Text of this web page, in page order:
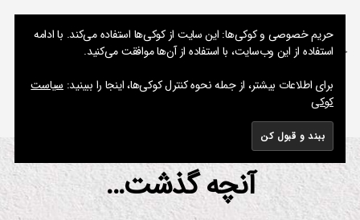
جستجو
نوشته های پراکنده یک مسعود
دسته‌هاان آنچه گذشت…
از
م
س
حریم خصوصی و کوکی‌ها: این سایت از کوکی‌ها استفاده می‌کند. با ادامه
استفاده از این وب‌سایت، با استفاده از آن‌ها موافقت می‌کنید.
برای اطلاعات بیشتر، از جمله نحوه کنترل کوکی‌ها، اینجا را ببینید: سیاست
کوکی